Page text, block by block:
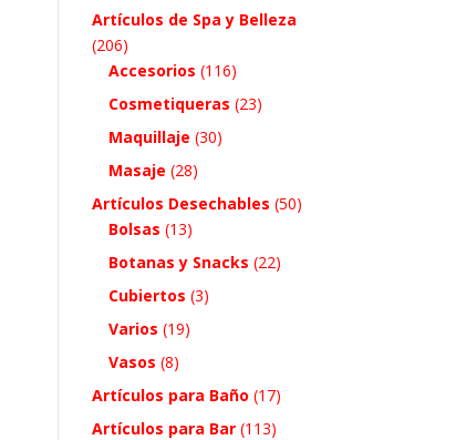
Artículos de Spa y Belleza
(206)
Accesorios (116)
Cosmetiqueras (23)
Maquillaje (30)
Masaje (28)
Artículos Desechables (50)
Bolsas (13)
Botanas y Snacks (22)
Cubiertos (3)
Varios (19)
Vasos (8)
Artículos para Baño (17)
Artículos para Bar (113)